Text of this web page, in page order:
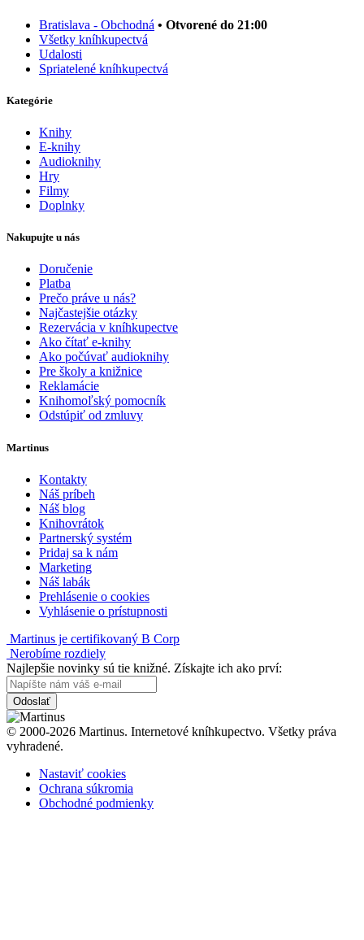
Bratislava - Obchodná • Otvorené do 21:00
Všetky kníhkupectvá
Udalosti
Spriatelené kníhkupectvá
Kategórie
Knihy
E-knihy
Audioknihy
Hry
Filmy
Doplnky
Nakupujte u nás
Doručenie
Platba
Prečo práve u nás?
Najčastejšie otázky
Rezervácia v kníhkupectve
Ako čítať e-knihy
Ako počúvať audioknihy
Pre školy a knižnice
Reklamácie
Knihomoľský pomocník
Odstúpiť od zmluvy
Martinus
Kontakty
Náš príbeh
Náš blog
Knihovrátok
Partnerský systém
Pridaj sa k nám
Marketing
Náš labák
Prehlásenie o cookies
Vyhlásenie o prístupnosti
Martinus je certifikovaný B Corp
Nerobíme rozdiely
Najlepšie novinky sú tie knižné. Získajte ich ako prví:
Odoslať
© 2000-2026 Martinus. Internetové kníhkupectvo. Všetky práva
vyhradené.
Nastaviť cookies
Ochrana súkromia
Obchodné podmienky